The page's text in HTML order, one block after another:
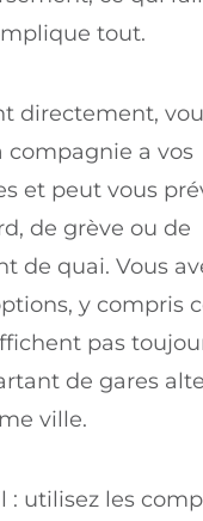
tout.
directement,
compagnie a vos
et peut vous
de grève ou de
de quai. Vous
y compris
pas
de gares
ville.
: utilisez les